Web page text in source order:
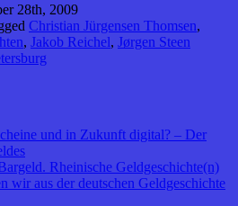
28th, 2009
Christian Jürgensen Thomsen,
, Jakob Reichel, Jørgen Steen
und in Zukunft digital? – Der
Rheinische Geldgeschichte(n)
wir aus der deutschen Geldgeschichte